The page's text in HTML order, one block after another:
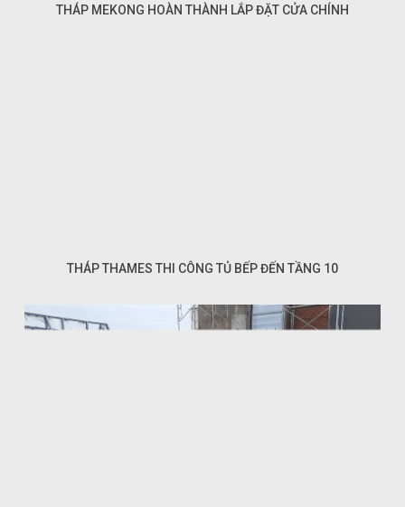
THÁP MEKONG HOÀN THÀNH LẮP ĐẶT CỬA CHÍNH
THÁP THAMES THI CÔNG TỦ BẾP ĐẾN TẦNG 10